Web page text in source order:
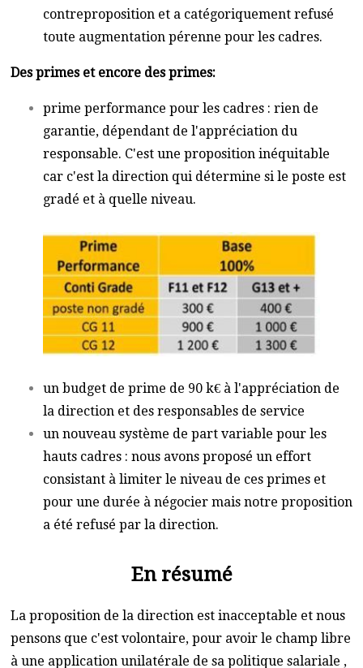
contreproposition et a catégoriquement refusé
toute augmentation pérenne pour les cadres.
Des primes et encore des primes:
prime performance pour les cadres : rien de
garantie, dépendant de l'appréciation du
responsable. C'est une proposition inéquitable
car c'est la direction qui détermine si le poste est
gradé et à quelle niveau.
un budget de prime de 90 k€ à l'appréciation de
la direction et des responsables de service
un nouveau système de part variable pour les
hauts cadres : nous avons proposé un effort
consistant à limiter le niveau de ces primes et
pour une durée à négocier mais notre proposition
a été refusé par la direction.
En résumé
La proposition de la direction est inacceptable et nous
pensons que c'est volontaire, pour avoir le champ libre
à une application unilatérale de sa politique salariale ,